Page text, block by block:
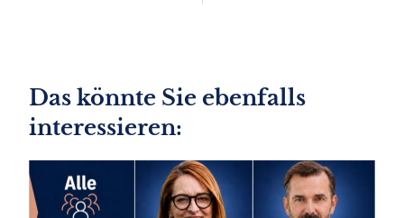
Das könnte Sie ebenfalls
interessieren: